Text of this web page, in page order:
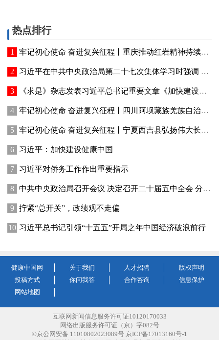
热点排行
牢记初心使命 奋进复兴征程丨重庆推动红岩精神持续焕发新的时代光芒 红岩丹心向阳开
习近平在中共中央政治局第二十七次集体学习时强调 强化政治引领 深化创新发展 高质量推进国防和军队现代化
《求是》杂志发表习近平总书记重要文章《加快建设健康中国》
牢记初心使命 奋进复兴征程丨四川阿坝藏族羌族自治州赓续红色血脉、厚植生态优势—— 红色旅游火 高原绿意浓
牢记初心使命 奋进复兴征程丨宁夏西吉县弘扬伟大长征精神——讲好红色故事发展乡村产业
习近平：加快建设健康中国
习近平对侨务工作作出重要指示
中共中央政治局召开会议 决定召开二十届五中全会 分析研究当前经济形势和经济工作 中共中央总书记习近平主持会议
拧紧“总开关”，政绩观不走偏
习近平总书记引领“十五五”开局之年中国经济破浪前行
健康中国网 关于我们 人才招聘
版权声明
投稿方式
你问我答 合作咨询
信息保护
网站地图
互联网新闻信息服务许可证10120170033
网络出版服务许可证（京）字082号
©京公网安备 11010802023089号 京ICP备17013160号-1